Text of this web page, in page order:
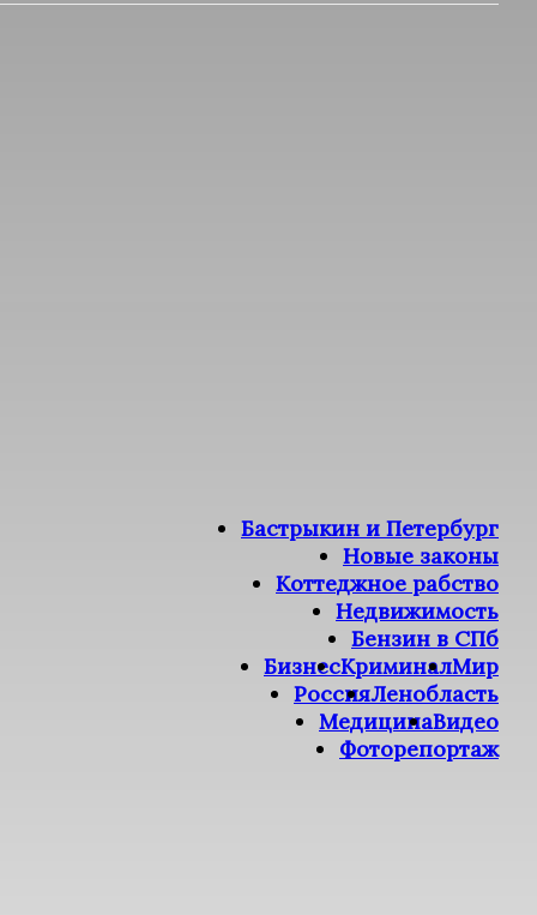
Бастрыкин и Петербург
Новые законы
Коттеджное рабство
Недвижимость
Бензин в СПб
БизнесКриминалМир
РоссияЛенобласть
МедицинаВидео
Фоторепортаж